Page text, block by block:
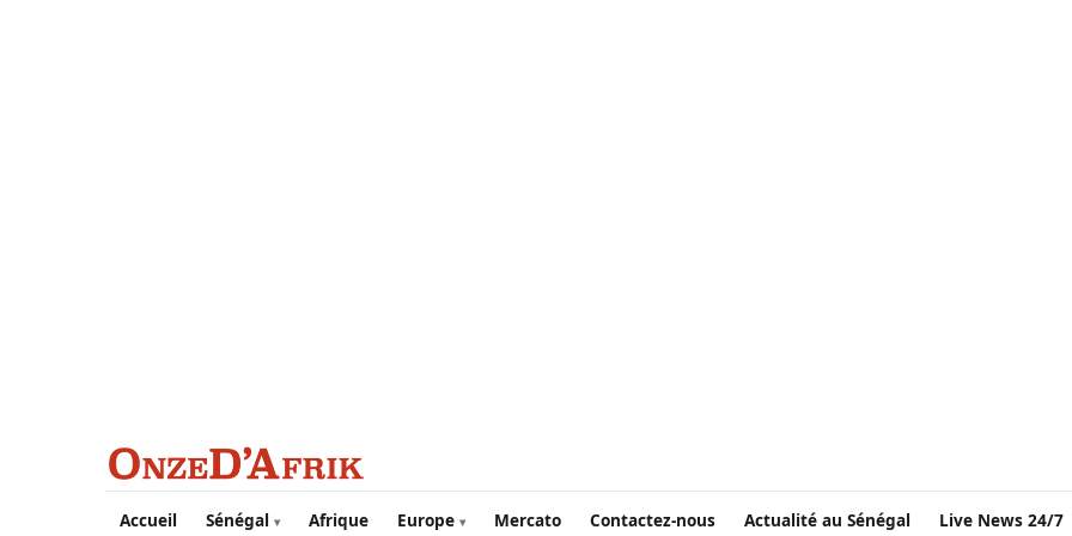
Aller au contenu principal
Accueil Sénégal Afrique Europe Mercato Contactez-nous Actualité au Sénégal Live News 24/7